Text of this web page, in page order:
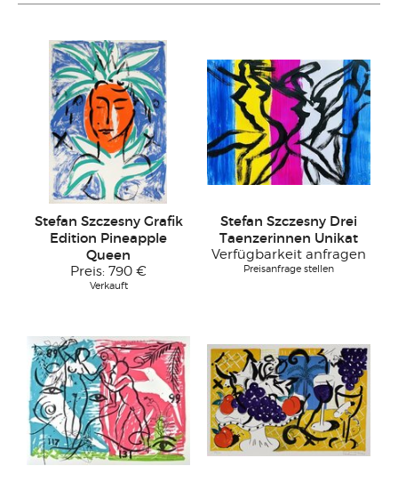
Stefan Szczesny Grafik
Edition Pineapple
Queen
Preis: 790 €
Verkauft
Stefan Szczesny Drei
Taenzerinnen Unikat
Verfügbarkeit anfragen
Preisanfrage stellen